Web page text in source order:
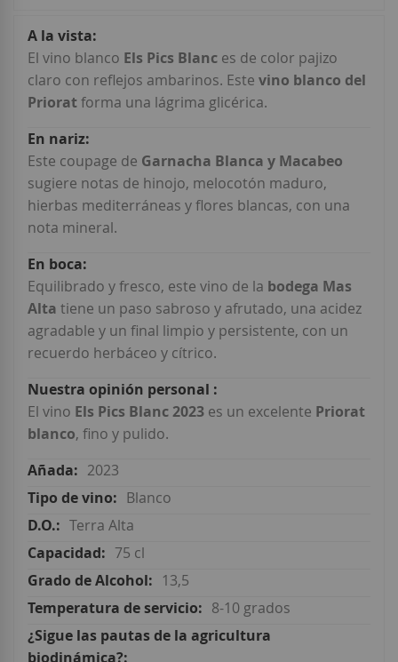
Más
Información
El vino blanco Els Pics Blanc es de color pajizo
claro con reflejos ambarinos. Este vino blanco del
Prioratforma una lágrima glicérica.
Este coupage de Garnacha Blanca y Macabeo
sugiere notas de hinojo, melocotón maduro,
hierbas mediterráneas y flores blancas, con una
nota mineral.
Equilibrado y fresco, este vino de la bodega Mas
Alta tiene un paso sabroso y afrutado, una acidez
agradable y un final limpio y persistente, con un
recuerdo herbáceo y cítrico.
El vino Els Pics Blanc 2023 es un excelente Priorat
blanco, fino y pulido.
2023
Blanco
Terra Alta
75 cl
13,5
8-10 grados